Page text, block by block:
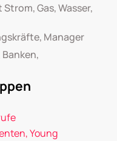
Gas, Wasser,
Manager
Young